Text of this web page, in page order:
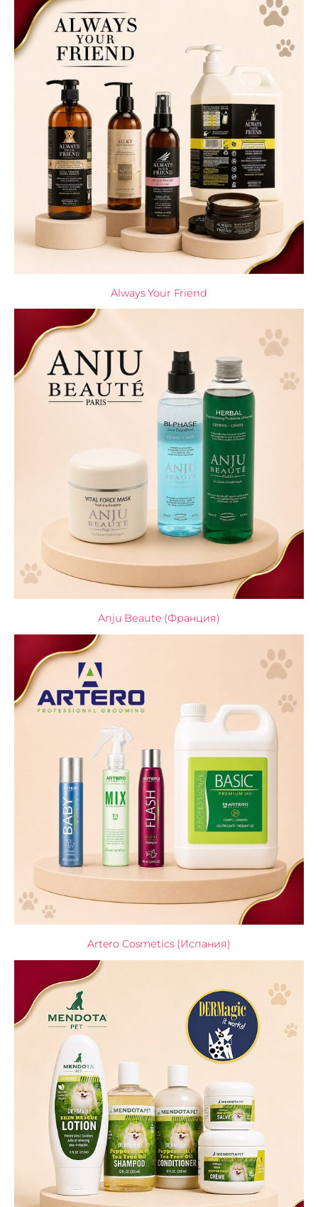
Always Your Friend
Anju Beaute (Франция)
Artero Cosmetics (Испания)